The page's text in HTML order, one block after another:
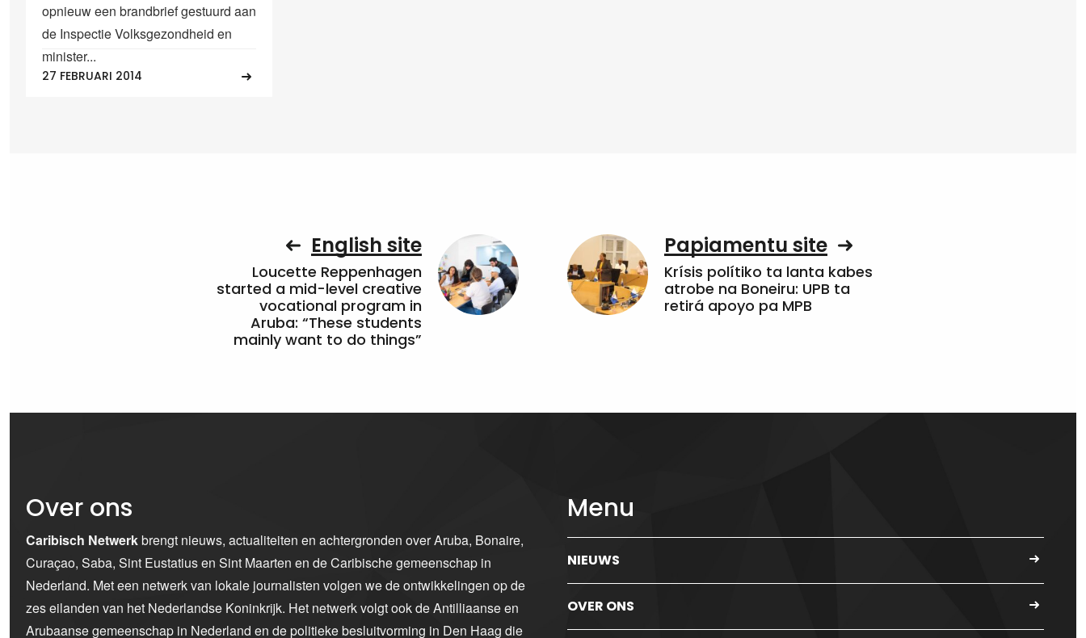
opnieuw een brandbrief gestuurd aan
de Inspectie Volksgezondheid en
minister...
27 FEBRUARI 2014
English site
Loucette Reppenhagen
started a mid-level creative
vocational program in
Aruba: “These students
mainly want to do things”
Papiamentu site
Krísis polítiko ta lanta kabes
atrobe na Boneiru: UPB ta
retirá apoyo pa MPB
Over ons
Caribisch Netwerkbrengt nieuws, actualiteiten en achtergronden over Aruba, Bonaire,
Curaçao, Saba, Sint Eustatius en Sint Maarten en de Caribische gemeenschap in
Nederland. Met een netwerk van lokale journalisten volgen we de ontwikkelingen op de
zes eilanden van het Nederlandse Koninkrijk. Het netwerk volgt ook de Antilliaanse en
Arubaanse gemeenschap in Nederland en de politieke besluitvorming in Den Haag die
Menu
NIEUWS
OVER ONS